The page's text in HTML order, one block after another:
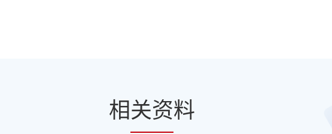
相关资料